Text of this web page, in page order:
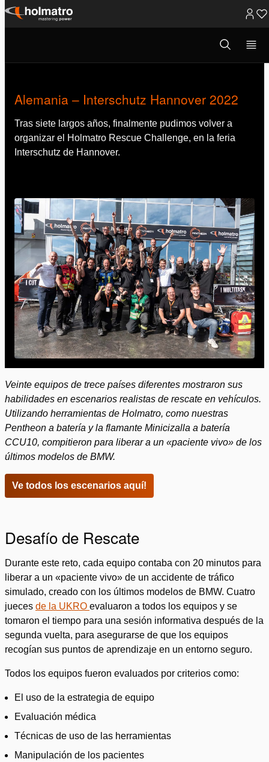
Ir
Abrir
ventana
de
Alemania – Interschutz Hannover 2022
Tras siete largos años, finalmente pudimos volver a
organizar el Holmatro Rescue Challenge, en la feria
Interschutz de Hannover.
Por favor,acepte las cookies de marketingpara ver este
vídeo.
Veinte equipos de trece países diferentes mostraron sus
habilidades en escenarios realistas de rescate en vehículos.
Utilizando herramientas de Holmatro, como nuestras
Pentheon a batería y la flamante Minicizalla a batería
CCU10, compitieron para liberar a un «paciente vivo» de los
últimos modelos de BMW.
Ve todos los escenarios aquí!
Desafío de Rescate
Durante este reto, cada equipo contaba con 20 minutos para
liberar a un «paciente vivo» de un accidente de tráfico
simulado, creado con los últimos modelos de BMW. Cuatro
jueces de la UKRO evaluaron a todos los equipos y se
tomaron el tiempo para una sesión informativa después de la
segunda vuelta, para asegurarse de que los equipos
recogían sus puntos de aprendizaje en un entorno seguro.
Todos los equipos fueron evaluados por criterios como:
El uso de la estrategia de equipo
Evaluación médica
Técnicas de uso de las herramientas
Manipulación de los pacientes